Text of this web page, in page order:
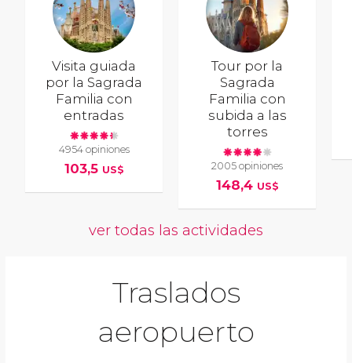
Visita guiada
por la Sagrada
Familia con
entradas
4954 opiniones
103,5 US$
Tour por la
Sagrada
Familia con
subida a las
torres
2005 opiniones
148,4 US$
ver todas las actividades
Traslados
aeropuerto